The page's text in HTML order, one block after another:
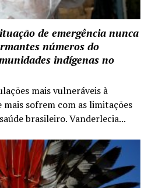
de emergência nunca
números do
indígenas no
mais vulneráveis à
mais sofrem com as limitações
brasileiro. Vanderlecia...